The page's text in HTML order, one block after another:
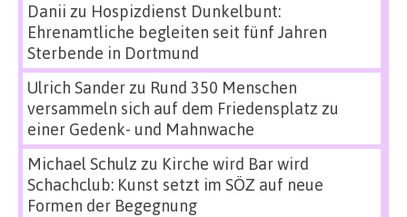
Danii zu Hospizdienst Dunkelbunt:
Ehrenamtliche begleiten seit fünf Jahren
Sterbende in Dortmund
Ulrich Sanderzu Rund 350 Menschen
versammeln sich auf dem Friedensplatz zu
einer Gedenk- und Mahnwache
Michael Schulz zu Kirche wird Bar wird
Schachclub: Kunst setzt im SÖZ auf neue
Formen der Begegnung